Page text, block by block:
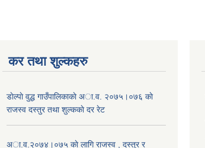
कर तथा शुल्कहरु
डाेल्पाे वुद्ध गाउँपालिकाकाे अा.व. २०७५।०७६ काे
राजस्व दस्तुर तथा शुल्ककाे दर रेट
अा.व.२०७४।०७५ काे लागि राजस्व , दस्तुर र